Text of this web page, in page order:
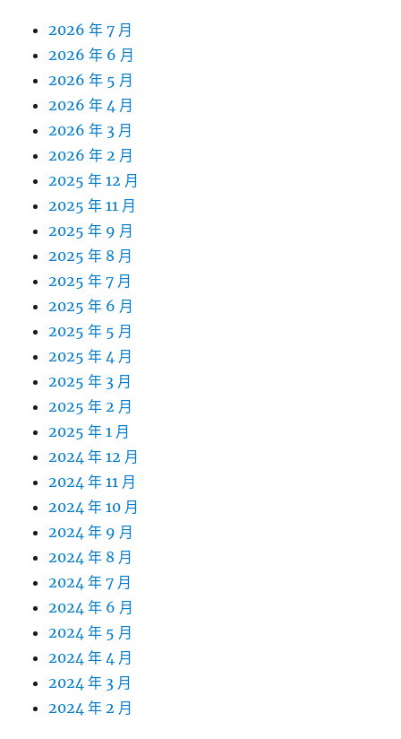
2026 年 7 月
2026 年 6 月
2026 年 5 月
2026 年 4 月
2026 年 3 月
2026 年 2 月
2025 年 12 月
2025 年 11 月
2025 年 9 月
2025 年 8 月
2025 年 7 月
2025 年 6 月
2025 年 5 月
2025 年 4 月
2025 年 3 月
2025 年 2 月
2025 年 1 月
2024 年 12 月
2024 年 11 月
2024 年 10 月
2024 年 9 月
2024 年 8 月
2024 年 7 月
2024 年 6 月
2024 年 5 月
2024 年 4 月
2024 年 3 月
2024 年 2 月